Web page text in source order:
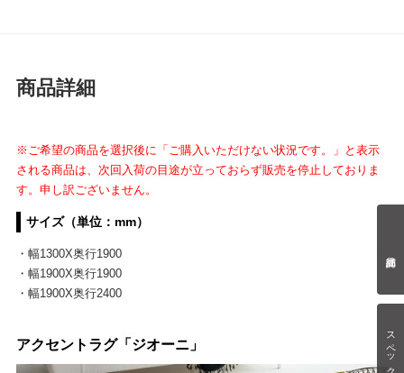
スペック情報
商品詳細
※ご希望の商品を選択後に「ご購入いただけない状況です。」と表示
される商品は、次回入荷の目途が立っておらず販売を停止しておりま
す。申し訳ございません。
サイズ（単位：mm）
・幅1300X奥行1900
・幅1900X奥行1900
・幅1900X奥行2400
アクセントラグ「ジオーニ」